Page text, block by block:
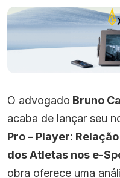
O advogado Bruno
acaba de lançar seu
Pro – Player:
dos Atletas nos e-
obra oferece uma